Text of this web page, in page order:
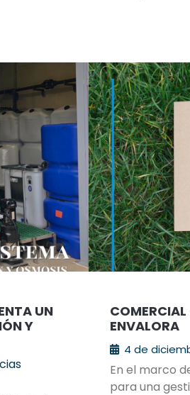
UN
Y
COMERCIAL
ENVALORA
4 de
En el marco
para una